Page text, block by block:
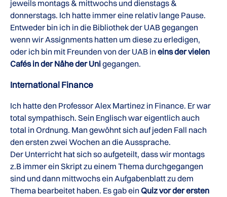
jeweils montags & mittwochs und dienstags &
donnerstags. Ich hatte immer eine relativ lange Pause.
Entweder bin ich in die Bibliothek der UAB gegangen
wenn wir Assignments hatten um diese zu erledigen,
oder ich bin mit Freunden von der UAB in eins der vielen
Cafés in der Nähe der Unigegangen.
International Finance
Ich hatte den Professor Alex Martinez in Finance. Er war
total sympathisch. Sein Englisch war eigentlich auch
total in Ordnung. Man gewöhnt sich auf jeden Fall nach
den ersten zwei Wochen an die Aussprache.
Der Unterricht hat sich so aufgeteilt, dass wir montags
z.B immer ein Skript zu einem Thema durchgegangen
sind und dann mittwochs ein Aufgabenblatt zu dem
Thema bearbeitet haben. Es gab ein Quiz vor der ersten